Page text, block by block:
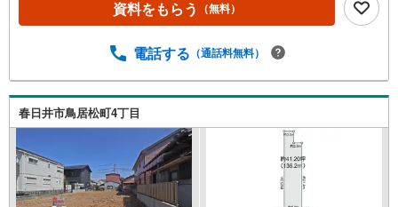
れるお客様にサービスをご用意しています。＼お仕事で忙
事前にご予約頂きましたら営業時間外でのご内覧もご対応
動産業者間で不動産情報が共有されているので、名古屋市
全域や、その他隣接エリアでもご内覧が可能です！ 【大曽
根営業所】○地下鉄名城線、JR中央線「大曽根」駅徒歩1分
○お子様が遊べるキッズスペースあり○定休日ございません
資料をもらう （無料）
電話する （通話料無料）
春日井市鳥居松町4丁目